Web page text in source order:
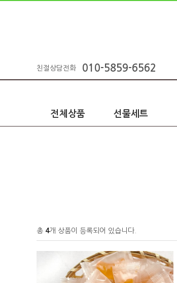
친절상담전화 010-5859-6562
전체상품 선물세트
총 4개 상품이 등록되어 있습니다.